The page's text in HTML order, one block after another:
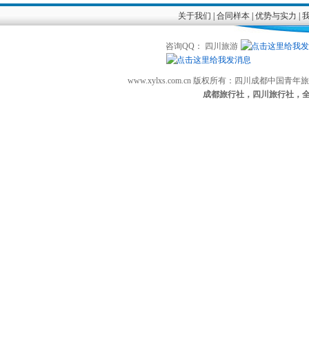
关于我们 |合同样本 |优势与实力 |
咨询QQ： 四川旅游
www.xylxs.com.cn 版权所有：四川成都中国青
成都旅行社，四川旅行社，